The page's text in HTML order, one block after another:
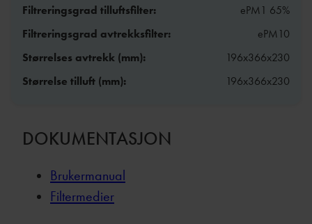
Filtreringsgrad tilluftsfilter:
ePM1 65%
Filtreringsgrad avtrekksfilter:
ePM10
Størrelses avtrekk (mm):
196x366x230
Størrelse tilluft (mm):
196x366x230
DOKUMENTASJON
Brukermanual
Filtermedier